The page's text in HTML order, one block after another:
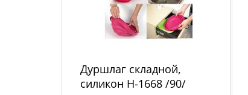
Дуршлаг складной,
силикон H-1668 /90/